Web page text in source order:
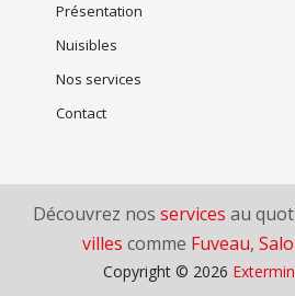
Présentation
Nuisibles
Nos services
Contact
Découvrez nos services au
villes comme Fuveau,
Copyright © 2026